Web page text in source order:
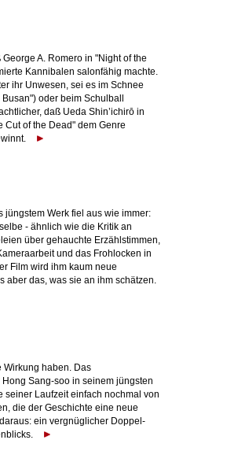
A. Romero in "Night of the
Kannibalen salonfähig machte.
ihr Unwesen, sei es im Schnee
oder beim Schulball
daß Ueda Shin’ichirō in
Cut of the Dead" dem Genre
jüngstem Werk fiel aus wie immer:
- ähnlich wie die Kritik an
über gehauchte Erzählstimmen,
und das Frohlocken in
Film wird ihm kaum neue
aber das, was sie an ihm schätzen.
Wirkung haben. Das
Sang-soo in seinem jüngsten
seiner Laufzeit einfach nochmal von
die der Geschichte eine neue
ein vergnüglicher Doppel-